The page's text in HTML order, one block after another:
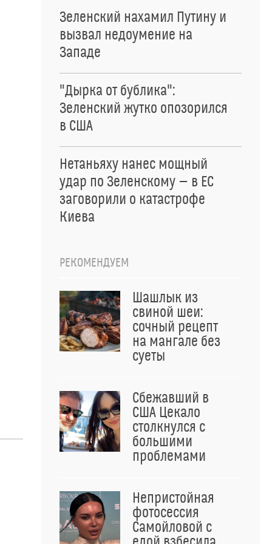
Зеленский нахамил Путину и
вызвал недоумение на
Западе
"Дырка от бублика":
Зеленский жутко опозорился
в США
Нетаньяху нанес мощный
удар по Зеленскому — в ЕС
заговорили о катастрофе
Киева
РЕКОМЕНДУЕМ
Шашлык из
свиной шеи:
сочный рецепт
на мангале без
суеты
Сбежавший в
США Цекало
столкнулся с
большими
проблемами
Непристойная
фотосессия
Самойловой с